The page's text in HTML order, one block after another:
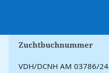
Zuchtbuchnummer
VDH/DCNH AM 03786/24